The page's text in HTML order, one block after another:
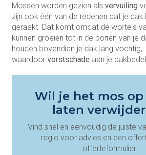
Mossen worden gezien als vervuiling
zijn ook één van de redenen dat je dak
geraakt. Dat komt omdat de wortels
kunnen groeien tot in de poriën van je
houden bovendien je dak lang vochtig,
waardoor vorstschade aan je
Wil je het mos
laten
Vind snel en eenvoudig de juiste
regio voor advies en een
offerteformulier